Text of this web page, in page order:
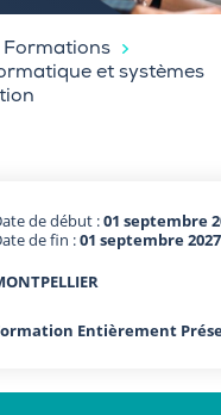
Formations
et systèmes
de début :01 septembre
de fin :01 septembre 2027
Entièrement